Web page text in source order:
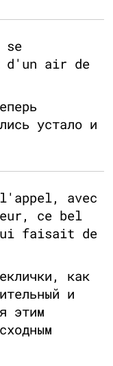
se
air de
устало и
avec
ce bel
faisait de
как
и
этим